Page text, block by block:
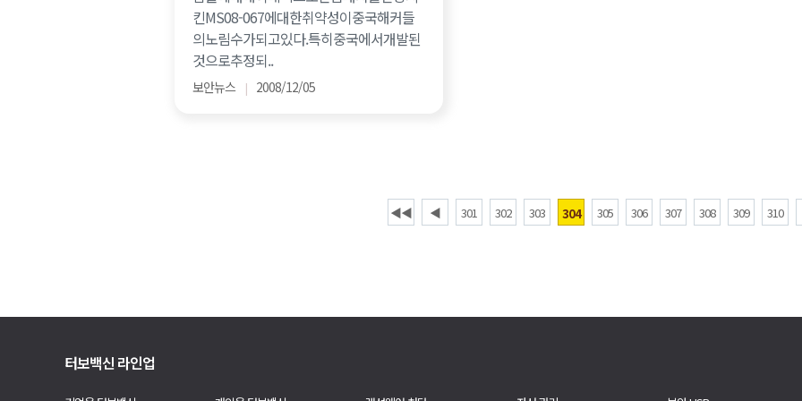
킨MS08-067에대한취약성이중국해커들
의노림수가되고있다.특히중국에서개발된
것으로추정되..
보안뉴스 | 2008/12/05
◀◀ ◀ 301 302 303 304 305 306 307 308 309 310
터보백신 라인업